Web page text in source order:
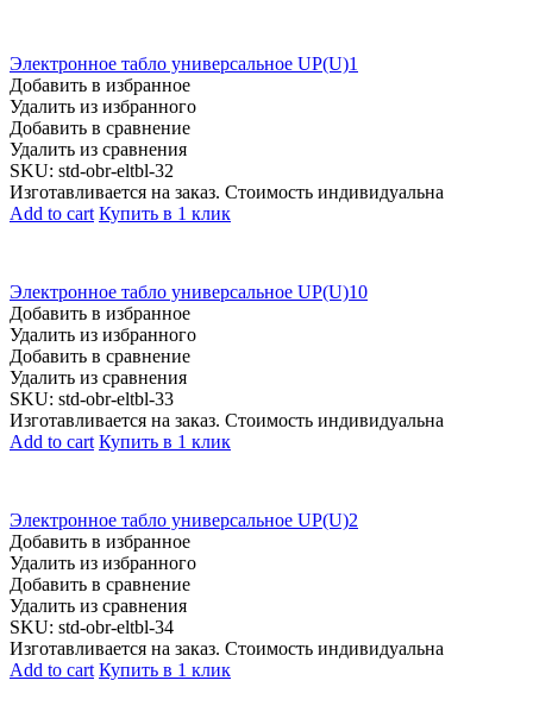
Электронное табло универсальное UP(U)1
Добавить в избранное
Удалить из избранного
Добавить в сравнение
Удалить из сравнения
SKU: std-obr-eltbl-32
Изготавливается на заказ. Стоимость индивидуальна
Add to cart Купить в 1 клик
Электронное табло универсальное UP(U)10
Добавить в избранное
Удалить из избранного
Добавить в сравнение
Удалить из сравнения
SKU: std-obr-eltbl-33
Изготавливается на заказ. Стоимость индивидуальна
Add to cart Купить в 1 клик
Электронное табло универсальное UP(U)2
Добавить в избранное
Удалить из избранного
Добавить в сравнение
Удалить из сравнения
SKU: std-obr-eltbl-34
Изготавливается на заказ. Стоимость индивидуальна
Add to cart Купить в 1 клик